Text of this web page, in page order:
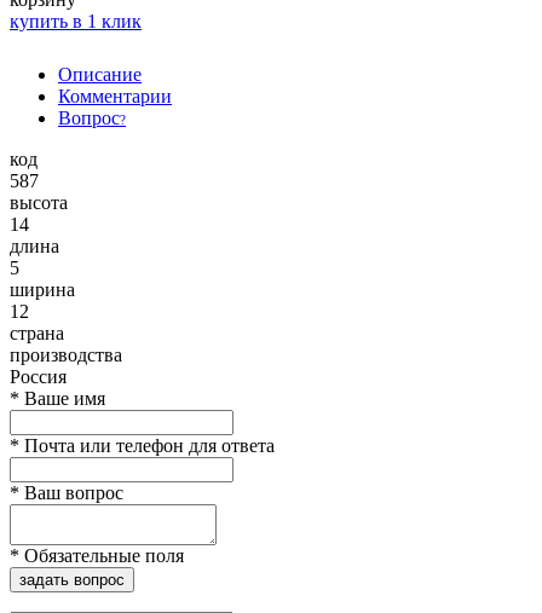
купить в 1 клик
Описание
Комментарии
Вопрос?
код
587
высота
14
длина
5
ширина
12
страна
производства
Россия
* Ваше имя
* Почта или телефон для ответа
* Ваш вопрос
* Обязательные поля
задать вопрос